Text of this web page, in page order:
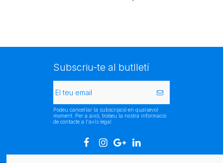
Subscriu-te al butlletí
Podeu cancel·lar la subscripció en qualsevol
moment. Per a això, trobeu la nostra informació
de contacte a l'avís legal.